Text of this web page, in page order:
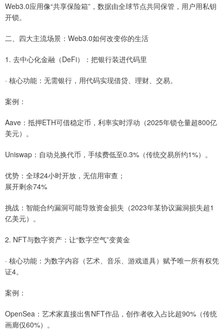
Web3.0应用像“共享保险箱”，数据由全球节点共同保管，用户用私钥
开锁。
二、四大主流场景：Web3.0如何改变你的生活
1. 去中心化金融（DeFi）：把银行装进代码里
· 核心功能：无需银行，用代码实现借贷、理财、交易。
案例：
Aave：抵押ETH可借稳定币，利率实时浮动（2025年锁仓量超800亿
美元）。
Uniswap：自动兑换代币，手续费低至0.3%（传统交易所约1%）。
优势：全球24小时开放，无信用审查；
展开剩余74%
挑战：智能合约漏洞可能导致资金损失（2023年某协议漏洞损失超1
亿美元）。
2. NFT与数字资产：让“数字空气”变黄金
· 核心功能：为数字内容（艺术、音乐、游戏道具）赋予唯一所有权凭
证4。
案例：
OpenSea：艺术家直接出售NFT作品，创作者收入占比超90%（传统
画廊仅60%）。